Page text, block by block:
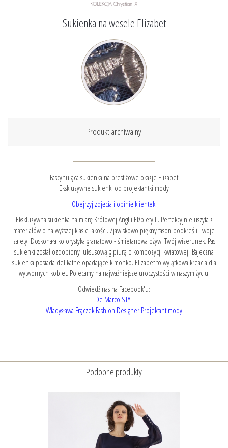
Sukienka na wesele Elizabet
Produkt archiwalny
Fascynująca sukienka na prestiżowe okazje Elizabet
Ekskluzywne sukienki od projektantki mody
Obejrzyj zdjęcia i opinię klientek.
Ekskluzywna sukienka na miarę Królowej Anglii Elżbiety II. Perfekcyjnie uszyta z
materiałów o najwyższej klasie jakości. Zjawiskowo piękny fason podkreśli Twoje
zalety. Doskonała kolorystyka granatowo - śmietanowa ożywi Twój wizerunek. Pas
sukienki został ozdobiony luksusową gipiurą o kompozycji kwiatowej. Bajeczna
sukienka posiada delikatne opadające kimonko. Elizabet to wyjątkowa kreacja dla
wytwornych kobiet. Polecamy na najważniejsze uroczystości w naszym życiu.
Odwiedź nas na Facebook'u:
De Marco STYL
Władysława Frączek Fashion Designer Projektant mody
Podobne produkty